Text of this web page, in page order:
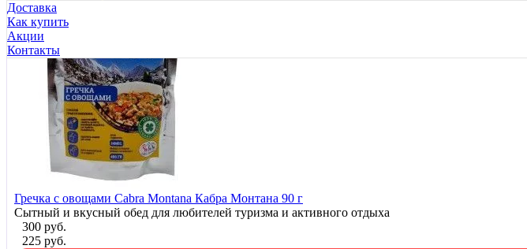
Доставка
Как купить
Акции
Контакты
Гречка с овощами Cabra Montana Кабра Монтана 90 г
Сытный и вкусный обед для любителей туризма и активного отдыха
300 руб.
225 руб.